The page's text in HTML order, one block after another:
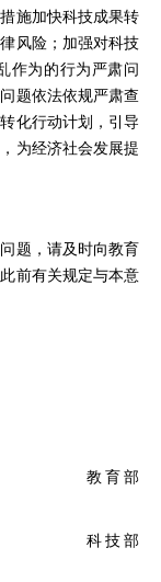
施加快科技成果转
风险；加强对科技
作为的行为严肃问
题依法依规严肃查
化行动计划，引导
为经济社会发展提
题，请及时向教育
前有关规定与本意
教 育 部
科 技 部